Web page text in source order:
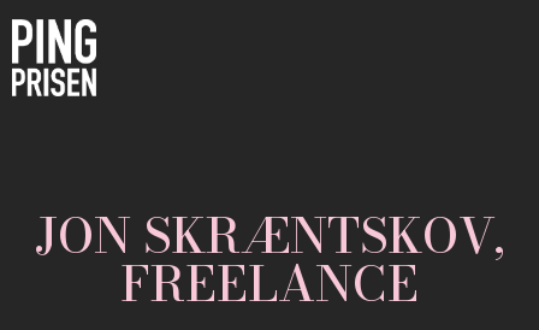
JON SKRÆNTSKOV,
FREELANCE